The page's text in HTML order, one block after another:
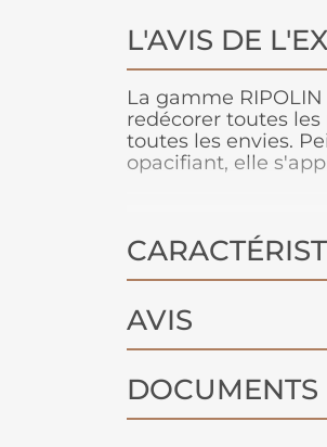
L'AVIS DE
La gamme
redécorer toutes
toutes les envies.
opacifiant, elle
plusieurs teintes et
AVIS
DOCUMENTS